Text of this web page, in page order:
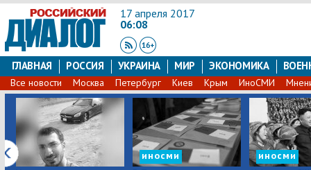
17 апреля 2017
06:08
ГЛАВНАЯ РОССИЯ УКРАИНА МИР ЭКОНОМИКА
Все новости Москва Петербург Киев Крым ИноСМИ
иносми
иносми